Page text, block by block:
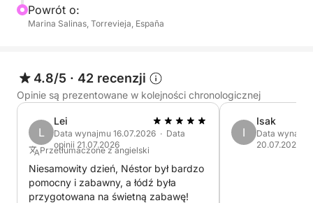
zmodernizowana w 2023 roku, bardzo dobrze
utrzymana, z aktualnym serwisem, wyposażona do
--------------------------------------
Na ZEWNĄTRZ pokład oferuje:
- Stół jadalny.
- Lodówki/lód (lód nie jest wliczony w cenę).
- Głośnik karaoke Bluetown
- Kilka pokładów słonecznych. „Zdjęcia mówią same
Powrót o:
Marina Salinas, Torrevieja, España
4.8/5 · 42 recenzji
Opinie są prezentowane w kolejności chronologicznej
L
Lei
Data wynajmu 16.07.2026 · Data
opinii 21.07.2026
Przetłumaczone z angielski
Niesamowity dzień, Néstor był bardzo
pomocny i zabawny, a łódź była
przygotowana na świetną zabawę!
I
Isak
Data
20.07.2026